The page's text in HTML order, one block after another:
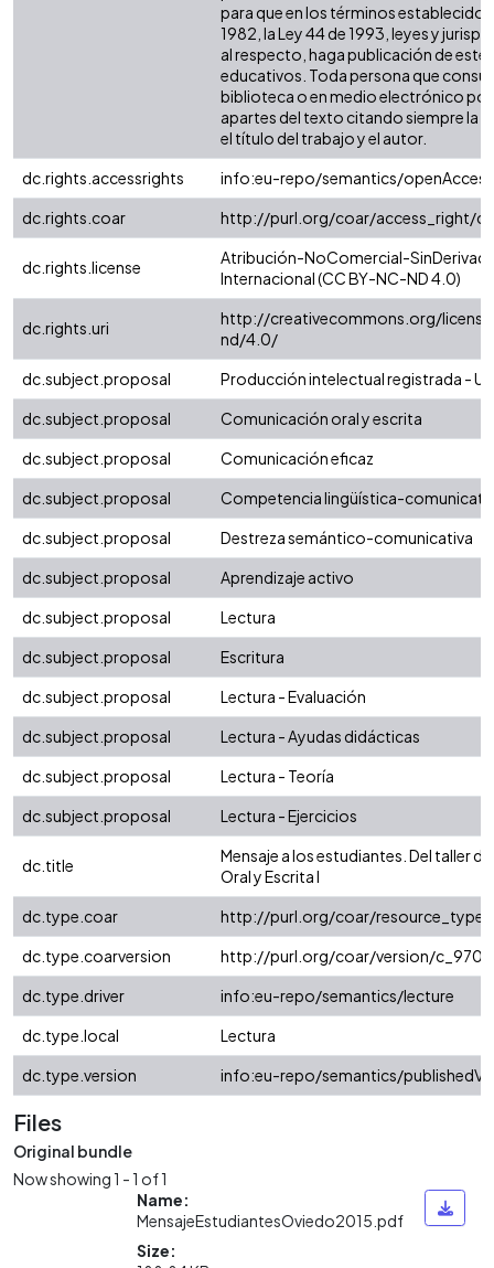
para que en los términos establecidos
1982, la Ley 44 de 1993, leyes y
al respecto, haga publicación de este
educativos. Toda persona que
biblioteca o en medio electrónico
apartes del texto citando siempre la
el título del trabajo y el autor.
dc.rights.accessrights
info:eu-repo/semantics/openAccess
dc.rights.coar
http://purl.org/coar/access_right/
dc.rights.license
Atribución-NoComercial-
Internacional (CC BY-NC-ND 4.0)
dc.rights.uri
http://creativecommons.org/
nd/4.0/
dc.subject.proposal
Producción intelectual registrada -
dc.subject.proposal
Comunicación oral y escrita
dc.subject.proposal
Comunicación eficaz
dc.subject.proposal
Competencia lingüística-
dc.subject.proposal
Destreza semántico-comunicativa
dc.subject.proposal
Aprendizaje activo
dc.subject.proposal
Lectura
dc.subject.proposal
Escritura
dc.subject.proposal
Lectura - Evaluación
dc.subject.proposal
Lectura - Ayudas didácticas
dc.subject.proposal
Lectura - Teoría
dc.subject.proposal
Lectura - Ejercicios
dc.title
Mensaje a los estudiantes. Del taller
Oral y Escrita I
dc.type.coar
http://purl.org/coar/resource_type/
dc.type.coarversion
http://purl.org/coar/version/
dc.type.driver
info:eu-repo/semantics/lecture
dc.type.local
Lectura
dc.type.version
info:eu-repo/semantics/
Files
Original bundle
Now showing1 - 1 of 1
Name:
MensajeEstudiantesOviedo2015.pdf
Size: